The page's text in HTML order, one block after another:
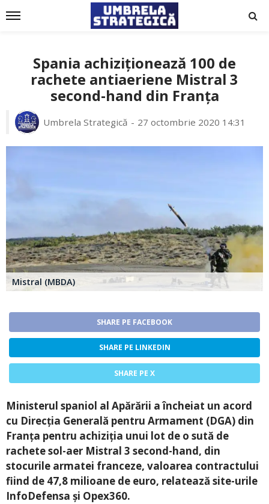
Spania achiziționează 100 de
rachete antiaeriene Mistral 3
second-hand din Franța
Umbrela Strategică 27 octombrie 2020 14:31
Mistral (MBDA)
SHARE PE FACEBOOK
SHARE PE LINKEDIN
SHARE PE X
Ministerul spaniol al Apărării a încheiat un acord
cu Direcția Generală pentru Armament (DGA) din
Franța pentru achiziția unui lot de o sută de
rachete sol-aer Mistral 3 second-hand, din
stocurile armatei franceze, valoarea contractului
fiind de 47,8 milioane de euro, relatează site-urile
InfoDefensa și Opex360.